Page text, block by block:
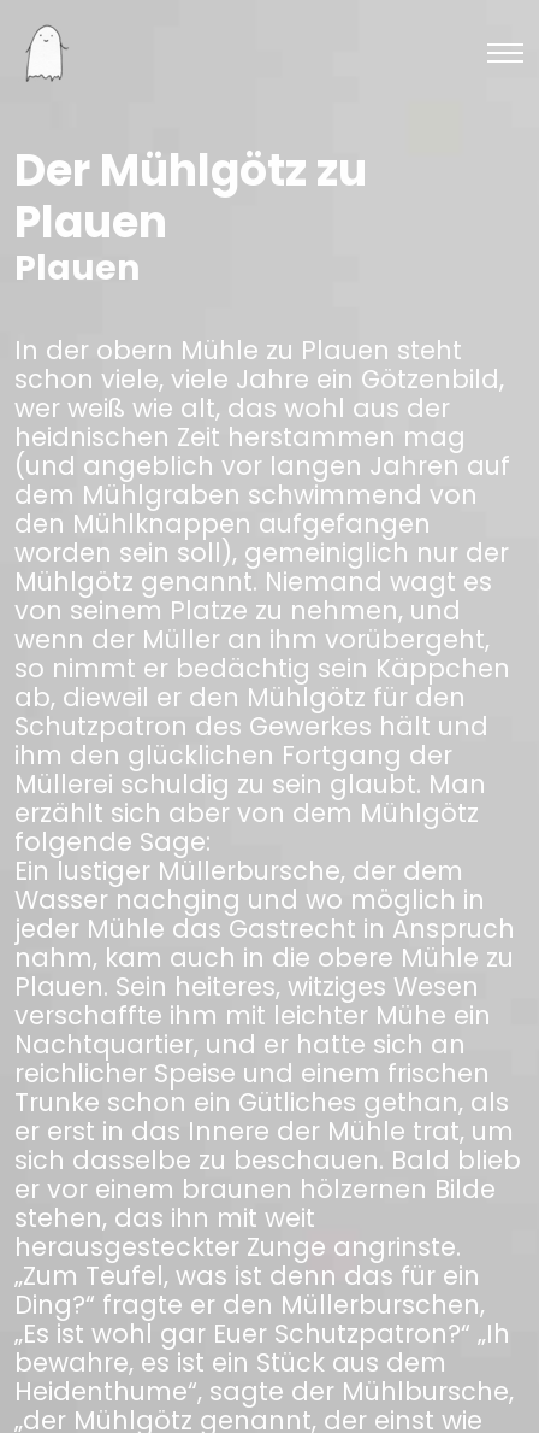
Der Mühlgötz zu
Plauen
Plauen
In der obern Mühle zu Plauen steht
schon viele, viele Jahre ein Götzenbild,
wer weiß wie alt, das wohl aus der
heidnischen Zeit herstammen mag
(und angeblich vor langen Jahren auf
dem Mühlgraben schwimmend von
den Mühlknappen aufgefangen
worden sein soll), gemeiniglich nur der
Mühlgötz genannt. Niemand wagt es
von seinem Platze zu nehmen, und
wenn der Müller an ihm vorübergeht,
so nimmt er bedächtig sein Käppchen
ab, dieweil er den Mühlgötz für den
Schutzpatron des Gewerkes hält und
ihm den glücklichen Fortgang der
Müllerei schuldig zu sein glaubt. Man
erzählt sich aber von dem Mühlgötz
folgende Sage:
Ein lustiger Müllerbursche, der dem
Wasser nachging und wo möglich in
jeder Mühle das Gastrecht in Anspruch
nahm, kam auch in die obere Mühle zu
Plauen. Sein heiteres, witziges Wesen
verschaffte ihm mit leichter Mühe ein
Nachtquartier, und er hatte sich an
reichlicher Speise und einem frischen
Trunke schon ein Gütliches gethan, als
er erst in das Innere der Mühle trat, um
sich dasselbe zu beschauen. Bald blieb
er vor einem braunen hölzernen Bilde
stehen, das ihn mit weit
herausgesteckter Zunge angrinste.
„Zum Teufel, was ist denn das für ein
Ding?“ fragte er den Müllerburschen,
„Es ist wohl gar Euer Schutzpatron?“ „Ih
bewahre, es ist ein Stück aus dem
Heidenthume“, sagte der Mühlbursche,
„der Mühlgötz genannt, der einst wie